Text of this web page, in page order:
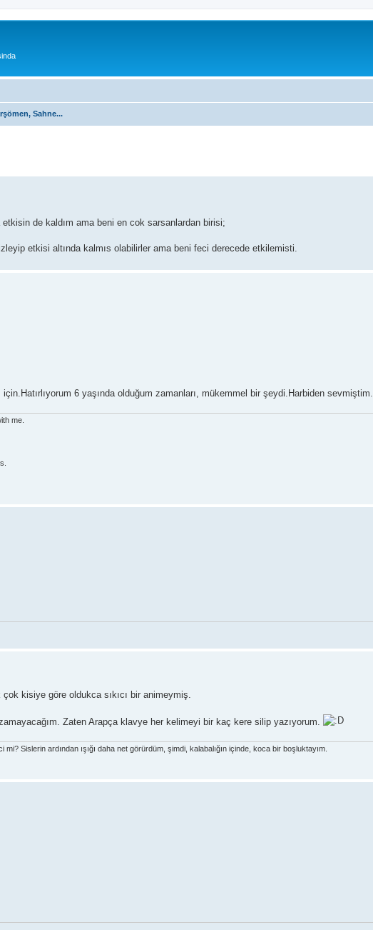
Sahne...
de kaldım ama beni en cok sarsanlardan birisi;
etkisi altında kalmıs olabilirler ama beni feci derecede etkilemisti.
6 yaşında olduğum zamanları, mükemmel bir şeydi.Harbiden sevmiştim.
me.
kisiye göre oldukca sıkıcı bir animeymiş.
Zaten Arapça klavye her kelimeyi bir kaç kere silip yazıyorum.
Sislerin ardından ışığı daha net görürdüm, şimdi, kalabalığın içinde, koca bir boşluktayım.